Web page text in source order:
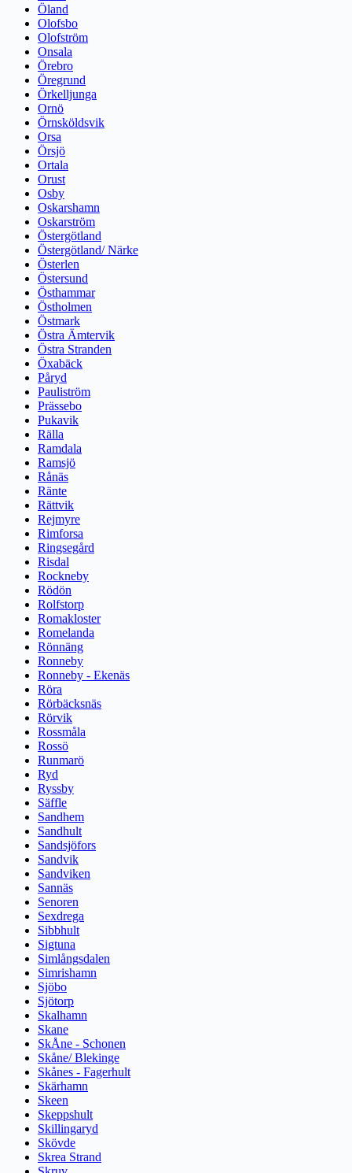
Öland
Olofsbo
Olofström
Onsala
Örebro
Öregrund
Örkelljunga
Ornö
Örnsköldsvik
Orsa
Örsjö
Ortala
Orust
Osby
Oskarshamn
Oskarström
Östergötland
Östergötland/ Närke
Österlen
Östersund
Östhammar
Östholmen
Östmark
Östra Ämtervik
Östra Stranden
Öxabäck
Påryd
Pauliström
Prässebo
Pukavik
Rälla
Ramdala
Ramsjö
Rånäs
Ränte
Rättvik
Rejmyre
Rimforsa
Ringsegård
Risdal
Rockneby
Rödön
Rolfstorp
Romakloster
Romelanda
Rönnäng
Ronneby
Ronneby - Ekenäs
Röra
Rörbäcksnäs
Rörvik
Rossmåla
Rossö
Runmarö
Ryd
Ryssby
Säffle
Sandhem
Sandhult
Sandsjöfors
Sandvik
Sandviken
Sannäs
Senoren
Sexdrega
Sibbhult
Sigtuna
Simlångsdalen
Simrishamn
Sjöbo
Sjötorp
Skalhamn
Skane
SkÅne - Schonen
Skåne/ Blekinge
Skånes - Fagerhult
Skärhamn
Skeen
Skeppshult
Skillingaryd
Skövde
Skrea Strand